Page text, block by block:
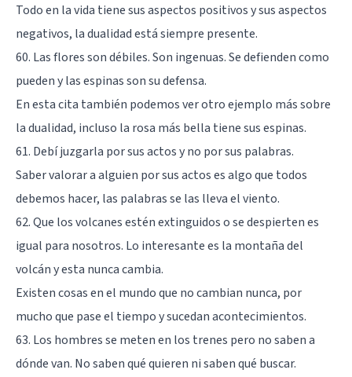
Todo en la vida tiene sus aspectos positivos y sus aspectos
negativos, la dualidad está siempre presente.
60. Las flores son débiles. Son ingenuas. Se defienden como
pueden y las espinas son su defensa.
En esta cita también podemos ver otro ejemplo más sobre
la dualidad, incluso la rosa más bella tiene sus espinas.
61. Debí juzgarla por sus actos y no por sus palabras.
Saber valorar a alguien por sus actos es algo que todos
debemos hacer, las palabras se las lleva el viento.
62. Que los volcanes estén extinguidos o se despierten es
igual para nosotros. Lo interesante es la montaña del
volcán y esta nunca cambia.
Existen cosas en el mundo que no cambian nunca, por
mucho que pase el tiempo y sucedan acontecimientos.
63. Los hombres se meten en los trenes pero no saben a
dónde van. No saben qué quieren ni saben qué buscar.